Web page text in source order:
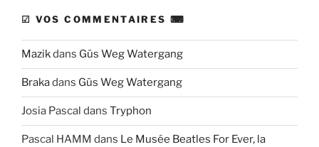
☑ VOS COMMENTAIRES ⌨
Mazikdans Güs Weg Watergang
Brakadans Güs Weg Watergang
Josia Pascal dans Tryphon
Pascal HAMM dans Le Musée Beatles For Ever, la